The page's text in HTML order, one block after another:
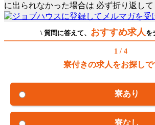
に出られなかった場合は 必ず折り返し
\ 質問に答えて、 おすすめ求人 を
1 / 4
寮付きの求人をお探しで
寮あり
寮なし